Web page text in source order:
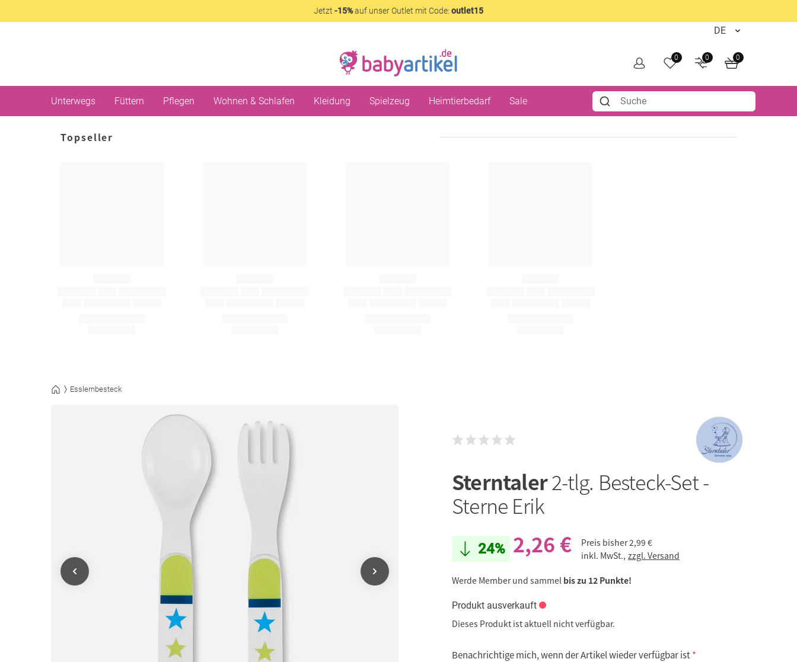
Jetzt -15%auf unser Outlet mit Code: outlet15
0 0 0
Unterwegs Füttern Pflegen Wohnen & Schlafen Kleidung Spielzeug Heimtierbedarf Sale
Topseller
Esslernbesteck
Sterntaler2-tlg. Besteck-Set -
Sterne Erik
24% 2,26 € Preis bisher2,99 €
inkl. MwSt., zzgl. Versand
Werde Member und sammel bis zu 12 Punkte!
Produkt ausverkauft
Dieses Produkt ist aktuell nicht verfügbar.
Benachrichtige mich, wenn der Artikel wieder verfügbar ist